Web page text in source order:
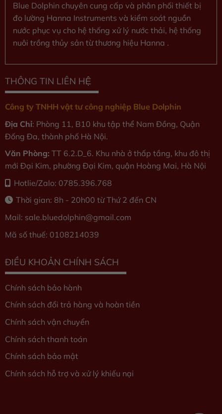
Blue Dolphin chuyên cung cấp và phân phối thiết bị
đo lường Hanna Instruments và kiểm soát nguồn
nước phục vụ cho hệ thống xử lý nước thải, hệ thống
nuôi trồng thủy sản từ thương hiệu Hanna .
THÔNG TIN LIÊN HỆ
Công ty TNHH vật tư công nghiệp Blue Dolphin
Địa Chỉ: Phòng 11, B10 khu tập thể Nam Đồng, Quận
Đống Đa, thành phố Hà Nội.
Văn Phòng: TT 6.2.D_6. Khu nhà ở thấp tầng, khu đô thị
mới Đại Kim, phường Đại Kim, quận Hoàng Mai, Hà Nội
Hotlie/Zalo: 0785.396.768
Thời gian: 8h - 20h00 từ Thứ 2 đến CN
Mail: sale.bluedolphin@gmail.com
Mã số thuế: 0108214039
ĐIỀU KHOẢN CHÍNH SÁCH
Chính sách bảo hành
Chính sách đổi trả hàng và hoàn tiền
Chính sách vận chuyển
Chính sách thanh toán
Chính sách bảo mật
Chính sách hỗ trợ và xử lý khiếu nại